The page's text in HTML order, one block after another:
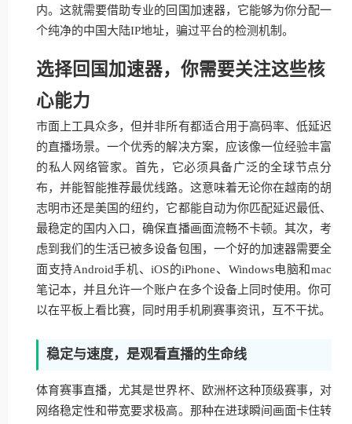
内。这就需要借助专业的回国加速器，它能够为你分配一
个纯净的中国大陆IP地址，骗过平台的检测机制。
选择回国加速器，你需要关注这些核
心能力
市面上工具众多，但并非所有都适合用于高码率、低延迟
的直播场景。一个优秀的解决方案，应该像一位经验丰富
的私人网络管家。首先，它必须具备广泛的全球节点分
布，并能智能推荐最优线路。这意味着无论你在越南的胡
志明市还是美国的纽约，它都能自动为你匹配延迟最低、
最稳定的国内入口，确保直播画面流畅不卡顿。其次，考
虑到我们的生活已被多设备包围，一个好的加速器需要全
面支持Android手机、iOS的iPhone、Windows电脑和mac
笔记本，并且允许一个账户在多个设备上同时使用。你可
以在平板上看比赛，同时用手机刷赛事资讯，互不干扰。
稳定与速度，是观看直播的生命线
体育赛事直播，尤其是世界杯、欧洲杯这种顶级赛事，对
网络稳定性和带宽要求极高。那种在进球瞬间画面卡住转